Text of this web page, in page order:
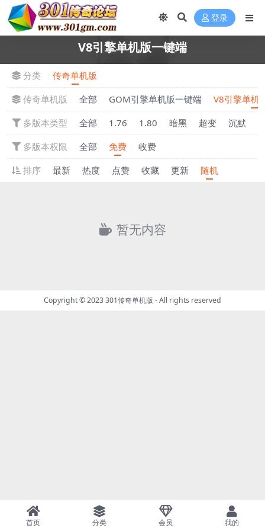
登录
V8引擎单机版一键端
分类
传奇单机版
传奇单机版
全部 GOM引擎单机版一键端
V8引擎单机
多版本类型
全部 1.76 1.80 暗黑 超变 沉默
多版本权限
全部 免费
收费
排序
最新 热度 点赞 收藏 更新 随机
暂无内容
Copyright © 2023301传奇单机版 - All rights reserved
首页 分类 会员 我的